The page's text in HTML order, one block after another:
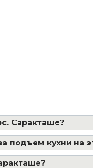
Саракташе?
подъем кухни на